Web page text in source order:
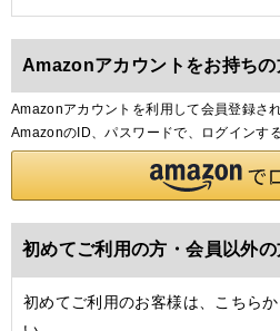
Amazonアカウントをお持ちの
Amazonアカウントを利用して会員登録さ
AmazonのID、パスワードで、ログインす
初めてご利用の方・会員以外の
初めてご利用のお客様は、こちら